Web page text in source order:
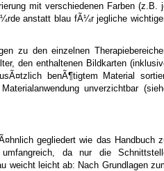
mit verschiedenen Farben (z.B.
anstatt blau fÃ¼r jegliche
zu den einzelnen
den enthaltenen Bildkarten
benÃ¶tigtem Material
unverzichtbar
gegliedert wie das Handbuch
da nur die
weicht leicht ab: Nach Grundlagen